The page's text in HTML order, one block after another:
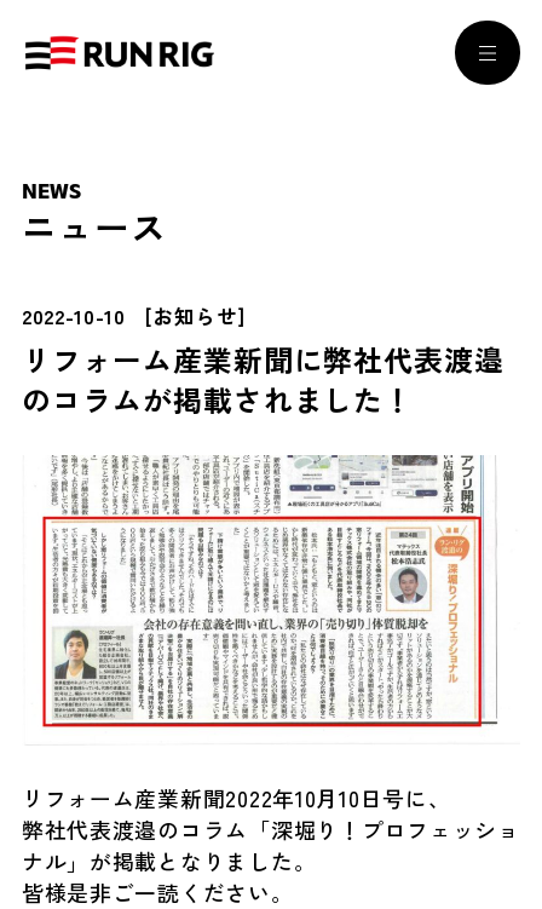
NEWS
ニュース
2022-10-10 [お知らせ]
リフォーム産業新聞に弊社代表渡邉
のコラムが掲載されました！
リフォーム産業新聞2022年10月10日号に、
弊社代表渡邉のコラム「深堀り！プロフェッショ
ナル」が掲載となりました。
皆様是非ご一読ください。